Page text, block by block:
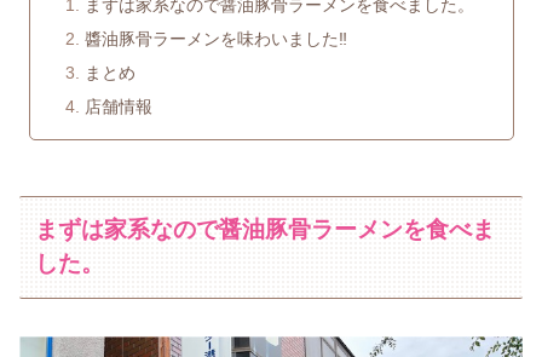
まずは家系なので醤油豚骨ラーメンを食べました。
醬油豚骨ラーメンを味わいました‼
まとめ
店舗情報
まずは家系なので醤油豚骨ラーメンを食べま
した。